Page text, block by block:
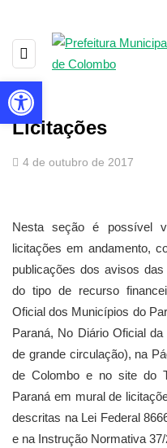
Licitações
4 de outubro de 2017
Nesta seção é possível
licitações em andamento,
publicações dos avisos
do tipo de recurso
Oficial dos Municípios do
Paraná, No Diário Oficial
de grande circulação), na
de Colombo e no site do
Paraná em mural de
descritas na Lei Federal
e na Instrução Normativa
Barra de Ferramentas Aberta